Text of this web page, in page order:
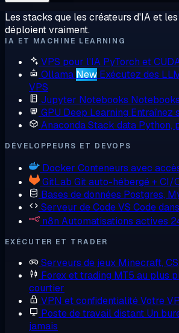
Les stacks que les créateurs d'IA et
déploient vraiment.
IA ET MACHINE LEARNING
VPS pour l'IA PyTorch et
Ollama New Exécutez des
VPS
Jupyter Notebooks
GPU Deep Learning Entraînez
AnacondaStack data Python,
DÉVELOPPEURS ET DEVOPS
Docker Conteneurs avec
GitLab Git auto-hébergé + CI/
Bases de données Postgres,
Serveur de CodeVS Code
n8n Automatisations actives
EXÉCUTER ET TRADER
Serveurs de jeux Minecraft,
Forex et trading MT5 au plus
courtier
VPN et confidentialitéVotre
Poste de travail distant Un
jamais